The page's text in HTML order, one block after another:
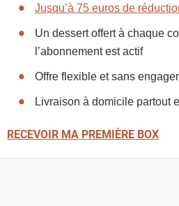
Jusqu’à 75 euros de
Un dessert offert à chaque
l’abonnement est actif
Offre flexible et sans
Livraison à domicile partout
RECEVOIR MA PREMIÈRE BOX